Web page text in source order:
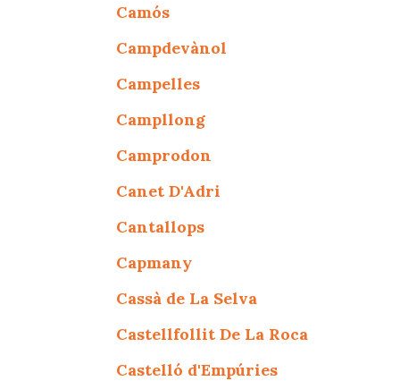
Camós
Campdevànol
Campelles
Campllong
Camprodon
Canet D'Adri
Cantallops
Capmany
Cassà de La Selva
Castellfollit De La Roca
Castelló d'Empúries